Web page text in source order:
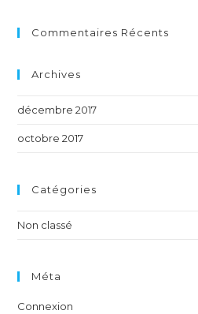
Commentaires Récents
Archives
décembre 2017
octobre 2017
Catégories
Non classé
Méta
Connexion